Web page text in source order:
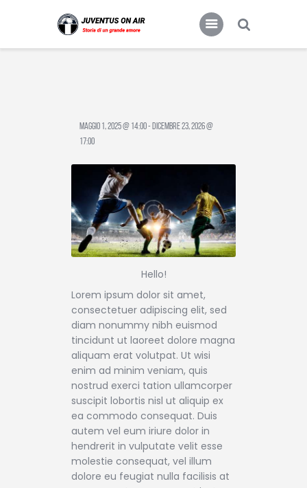
Home
Food & Drink
Maggio 1, 2025 @ 14:00- Dicembre 23, 2026 @
17:00
Hello!
Lorem ipsum dolor sit amet,
consectetuer adipiscing elit, sed
diam nonummy nibh euismod
tincidunt ut laoreet dolore magna
aliquam erat volutpat. Ut wisi
enim ad minim veniam, quis
nostrud exerci tation ullamcorper
suscipit lobortis nisl ut aliquip ex
ea commodo consequat. Duis
autem vel eum iriure dolor in
hendrerit in vulputate velit esse
molestie consequat, vel illum
dolore eu feugiat nulla facilisis at